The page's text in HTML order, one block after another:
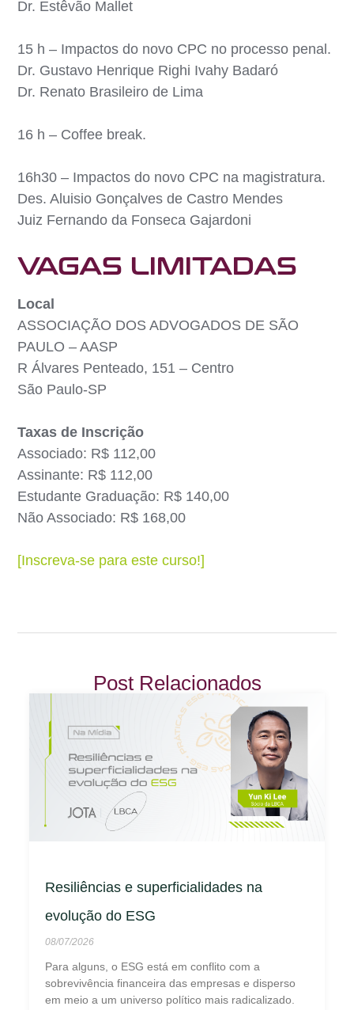
Dr. Estêvão Mallet
15 h – Impactos do novo CPC no processo penal.
Dr. Gustavo Henrique Righi Ivahy Badaró
Dr. Renato Brasileiro de Lima
16 h – Coffee break.
16h30 – Impactos do novo CPC na magistratura.
Des. Aluisio Gonçalves de Castro Mendes
Juiz Fernando da Fonseca Gajardoni
VAGAS LIMITADAS
Local
ASSOCIAÇÃO DOS ADVOGADOS DE SÃO
PAULO – AASP
R Álvares Penteado, 151 – Centro
São Paulo-SP
Taxas de Inscrição
Associado: R$ 112,00
Assinante: R$ 112,00
Estudante Graduação: R$ 140,00
Não Associado: R$ 168,00
[Inscreva-se para este curso!]
Post Relacionados
Resiliências e superficialidades na
evolução do ESG
08/07/2026
Para alguns, o ESG está em conflito com a
sobrevivência financeira das empresas e disperso
em meio a um universo político mais radicalizado.